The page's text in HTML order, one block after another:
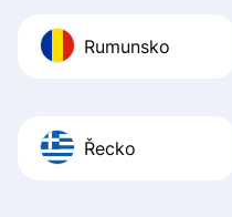
Rumunsko
Řecko